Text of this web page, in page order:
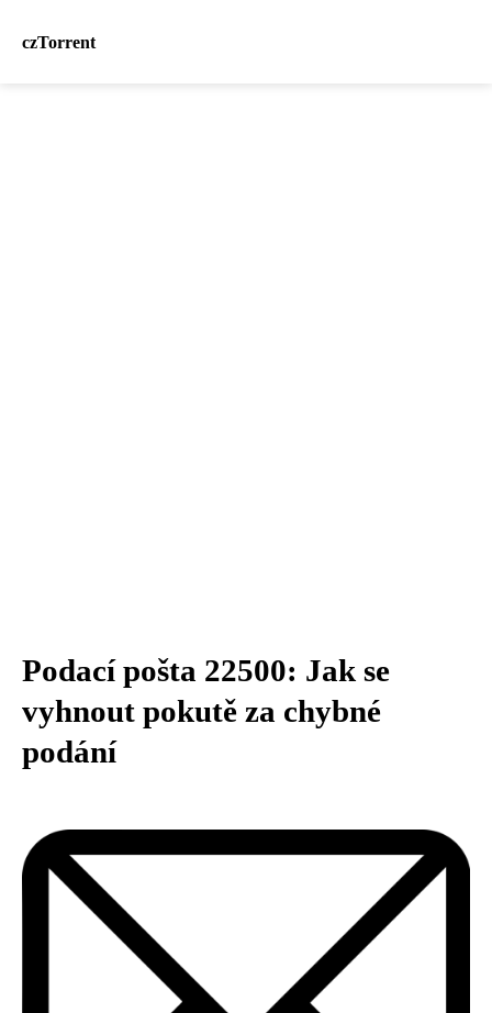
czTorrent
Podací pošta 22500: Jak se
vyhnout pokutě za chybné
podání